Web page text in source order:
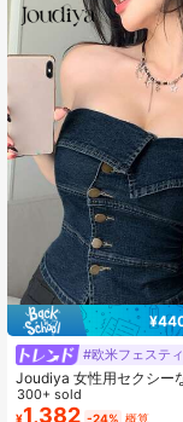
#欧米フェステ
Joudiya 女性用セクシー
ィットアシンメトリーボ
ショルダーデニムブラウ
300+ sold
¥1,382 -24% 概算